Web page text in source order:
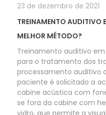
23 de dezembro de 2021
TREINAMENTO AUDITIVO
MELHOR MÉTODO?
Treinamento auditivo
para o tratamento dos
processamento auditivo
paciente é solicitado a
cabine acústica com
se fora da cabine com